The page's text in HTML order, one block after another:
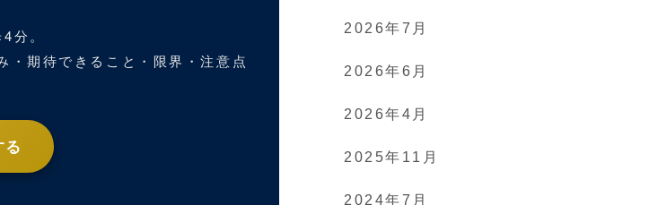
分。
・期待できること・限界・注意点
る
2026年7月
2026年6月
2026年4月
2025年11月
2024年7月